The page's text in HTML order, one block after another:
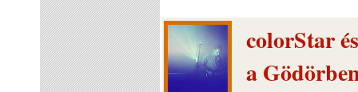
colorStar
a